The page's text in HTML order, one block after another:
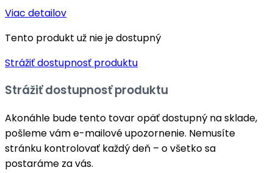
Viac detailov
Tento produkt už nie je dostupný
Strážiť dostupnosť produktu
Strážiť dostupnosť produktu
Akonáhle bude tento tovar opäť dostupný na sklade,
pošleme vám e-mailové upozornenie. Nemusíte
stránku kontrolovať každý deň – o všetko sa
postaráme za vás.